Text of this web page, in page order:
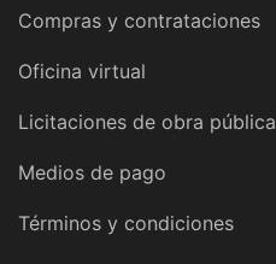
Compras y contrataciones
Oficina virtual
Licitaciones de obra pública
Medios de pago
Términos y condiciones